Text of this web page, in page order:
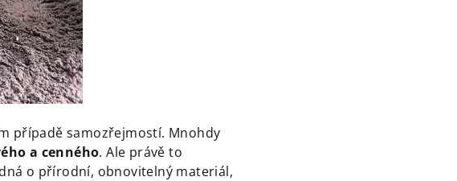
případě samozřejmostí. Mnohdy
a cenného. Ale právě to
o přírodní, obnovitelný materiál,